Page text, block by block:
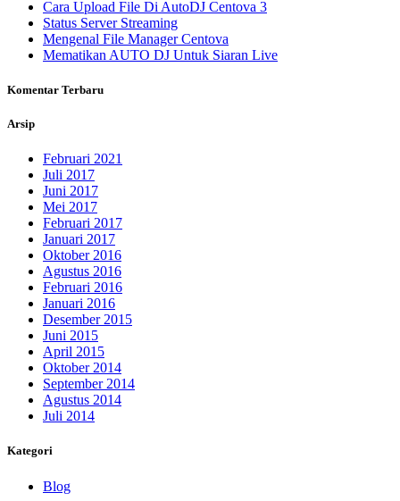
Cara Upload File Di AutoDJ Centova 3
Status Server Streaming
Mengenal File Manager Centova
Mematikan AUTO DJ Untuk Siaran Live
Komentar Terbaru
Arsip
Februari 2021
Juli 2017
Juni 2017
Mei 2017
Februari 2017
Januari 2017
Oktober 2016
Agustus 2016
Februari 2016
Januari 2016
Desember 2015
Juni 2015
April 2015
Oktober 2014
September 2014
Agustus 2014
Juli 2014
Kategori
Blog